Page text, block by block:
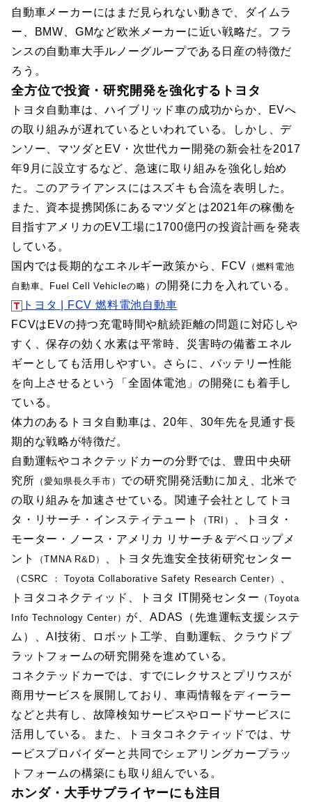
自動車メーカーにはまだ見られない動きで、ダイムラ
ー、BMW、GMなど欧米メーカーに近い戦略だ。フラ
ンスの自動車大手ルノーグループである日産の特徴だ
ろう。
全方位で投資・研究開発を強化するトヨタ
トヨタ自動車は、ハイブリッド車の成功からか、EVへ
の取り組みが遅れているといわれている。しかし、デ
ンソー、マツダとEV・次世代カー開発の新会社を2017
年9月に設立するなど、急速に取り組みを強化し始め
た。このアライアンスにはスズキも合流を表明した。
また、資本提携関係にあるマツダとは2021年の稼働を
目指すアメリカのEV工場に1700億円の投資計画を発表
している。
国内では長期的なエネルギー政策から、FCV （燃料電池
自動車。Fuel Cell Vehicleの略）の開発に力を入れている。
トヨタ | FCV 燃料電池自動車
FCVはEVの持つ充電時間や航続距離の問題に対応しや
すく、保存の効く水素は平常時、災害時の備蓄エネル
ギーとしても活用しやすい。さらに、バッテリー性能
を向上させるという「全固体電池」の開発にも着手し
ている。
体力のあるトヨタ自動車は、20年、30年先を見通す長
期的な戦略が特徴だ。
自動運転やコネクテッドカーの分野では、豊田中央研
究所 （愛知県長久手市） での研究開発活動に加え、北米で
の取り組みを加速させている。関連子会社としてトヨ
タ・リサーチ・インスティテュート
（TRI）
、トヨタ・
モーター・ノース・アメリカ リサーチ＆デベロップメ
ント
（TMNA R&D） 、トヨタ先進安全技術研究センター
（CSRC ： Toyota Collaborative Safety Research Center）
トヨタコネクティッド、トヨタ IT開発センター （Toyota
Info Technology Center） が、ADAS（先進運転支援システ
ム）、AI技術、ロボット工学、自動運転、クラウドプ
ラットフォームの研究開発を進めている。
コネクテッドカーでは、すでにレクサスとプリウスが
商用サービスを展開しており、車両情報をディーラー
などと共有し、故障検知サービスやロードサービスに
活用している。また、トヨタコネクティッドでは、サ
ービスプロバイダーと共同でシェアリングカープラッ
トフォームの構築にも取り組んでいる。
ホンダ・大手サプライヤーにも注目